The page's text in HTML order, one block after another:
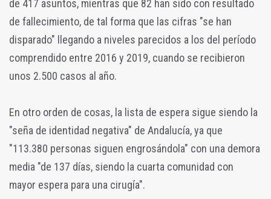
de 417 asuntos, mientras que 82 han sido con resultado
de fallecimiento, de tal forma que las cifras "se han
disparado" llegando a niveles parecidos a los del período
comprendido entre 2016 y 2019, cuando se recibieron
unos 2.500 casos al año.
En otro orden de cosas, la lista de espera sigue siendo la
"seña de identidad negativa" de Andalucía, ya que
"113.380 personas siguen engrosándola" con una demora
media "de 137 días, siendo la cuarta comunidad con
mayor espera para una cirugía".